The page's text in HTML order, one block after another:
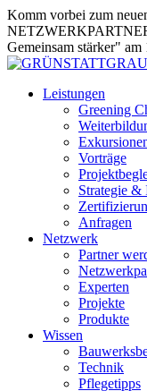
Zum
Inhalt
springen
Komm vorbei zum
Gemeinsam stärker"
Leistungen
Greening
Vorträge
Strategie &
Anfragen
Netzwerk
Partner
Experten
Projekte
Produkte
Wissen
Technik
Pflegetipps